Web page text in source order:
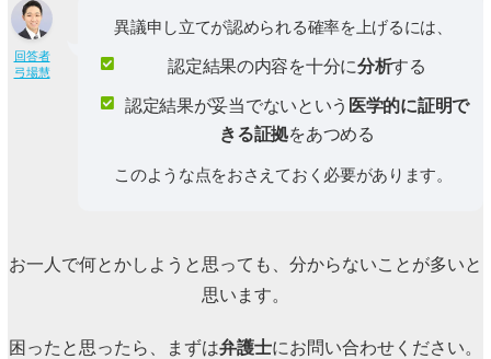
回答者
弓場慧
異議申し立てが認められる確率を上げるには、
認定結果の内容を十分に分析する
認定結果が妥当でないという 医学的に証明で
きる証拠をあつめる
このような点をおさえておく必要があります。
お一人で何とかしようと思っても、分からないことが多いと
思います。
困ったと思ったら、まずは弁護士にお問い合わせください。